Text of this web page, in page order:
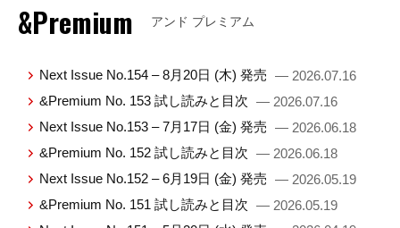
&Premium アンド プレミアム
Next Issue No.154 – 8月20日 (木) 発売 — 2026.07.16
&Premium No. 153 試し読みと目次 — 2026.07.16
Next Issue No.153 – 7月17日 (金) 発売 — 2026.06.18
&Premium No. 152 試し読みと目次 — 2026.06.18
Next Issue No.152 – 6月19日 (金) 発売 — 2026.05.19
&Premium No. 151 試し読みと目次 — 2026.05.19